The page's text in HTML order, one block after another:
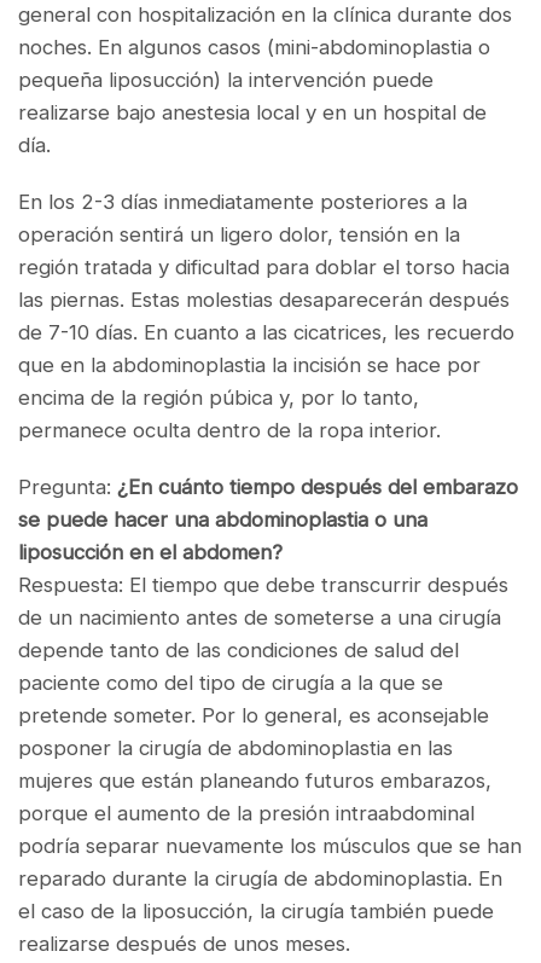
general con hospitalización en la clínica durante dos
noches. En algunos casos (mini-abdominoplastia o
pequeña liposucción) la intervención puede
realizarse bajo anestesia local y en un hospital de
día.
En los 2-3 días inmediatamente posteriores a la
operación sentirá un ligero dolor, tensión en la
región tratada y dificultad para doblar el torso hacia
las piernas. Estas molestias desaparecerán después
de 7-10 días. En cuanto a las cicatrices, les recuerdo
que en la abdominoplastia la incisión se hace por
encima de la región púbica y, por lo tanto,
permanece oculta dentro de la ropa interior.
Pregunta: ¿En cuánto tiempo después del embarazo
se puede hacer una abdominoplastia o una
liposucción en el abdomen?
Respuesta: El tiempo que debe transcurrir después
de un nacimiento antes de someterse a una cirugía
depende tanto de las condiciones de salud del
paciente como del tipo de cirugía a la que se
pretende someter. Por lo general, es aconsejable
posponer la cirugía de abdominoplastia en las
mujeres que están planeando futuros embarazos,
porque el aumento de la presión intraabdominal
podría separar nuevamente los músculos que se han
reparado durante la cirugía de abdominoplastia. En
el caso de la liposucción, la cirugía también puede
realizarse después de unos meses.